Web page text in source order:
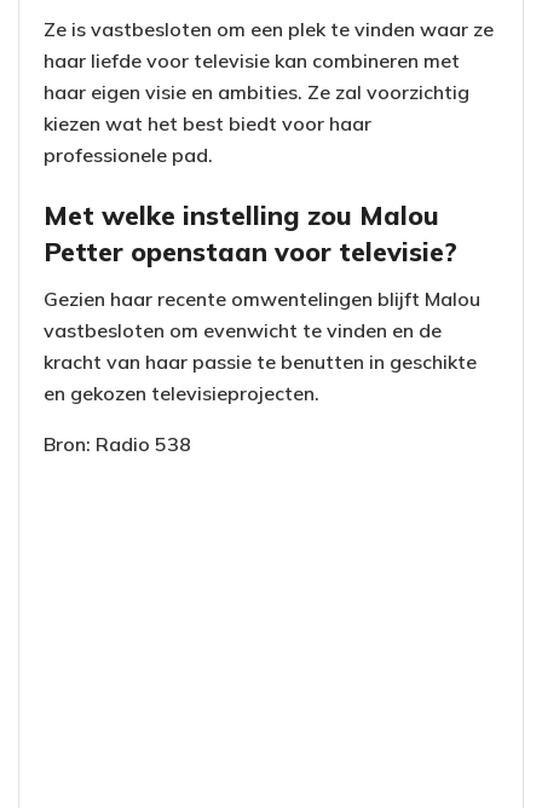
Ze is vastbesloten om een plek te vinden waar ze
haar liefde voor televisie kan combineren met
haar eigen visie en ambities. Ze zal voorzichtig
kiezen wat het best biedt voor haar
professionele pad.
Met welke instelling zou Malou
Petter openstaan voor televisie?
Gezien haar recente omwentelingen blijft Malou
vastbesloten om evenwicht te vinden en de
kracht van haar passie te benutten in geschikte
en gekozen televisieprojecten.
Bron: Radio 538